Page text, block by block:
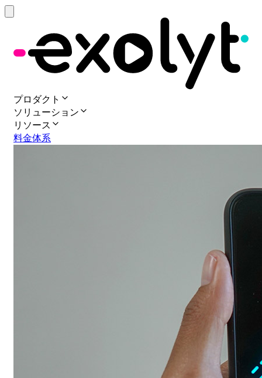
プロダクト
ソリューション
リソース
料金体系